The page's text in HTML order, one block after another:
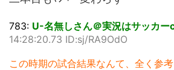
783: U-名無しさん＠実況はサッカー
14:28:20.73 ID:sj/RA9OdO
この時期の試合結果なんて、全く参